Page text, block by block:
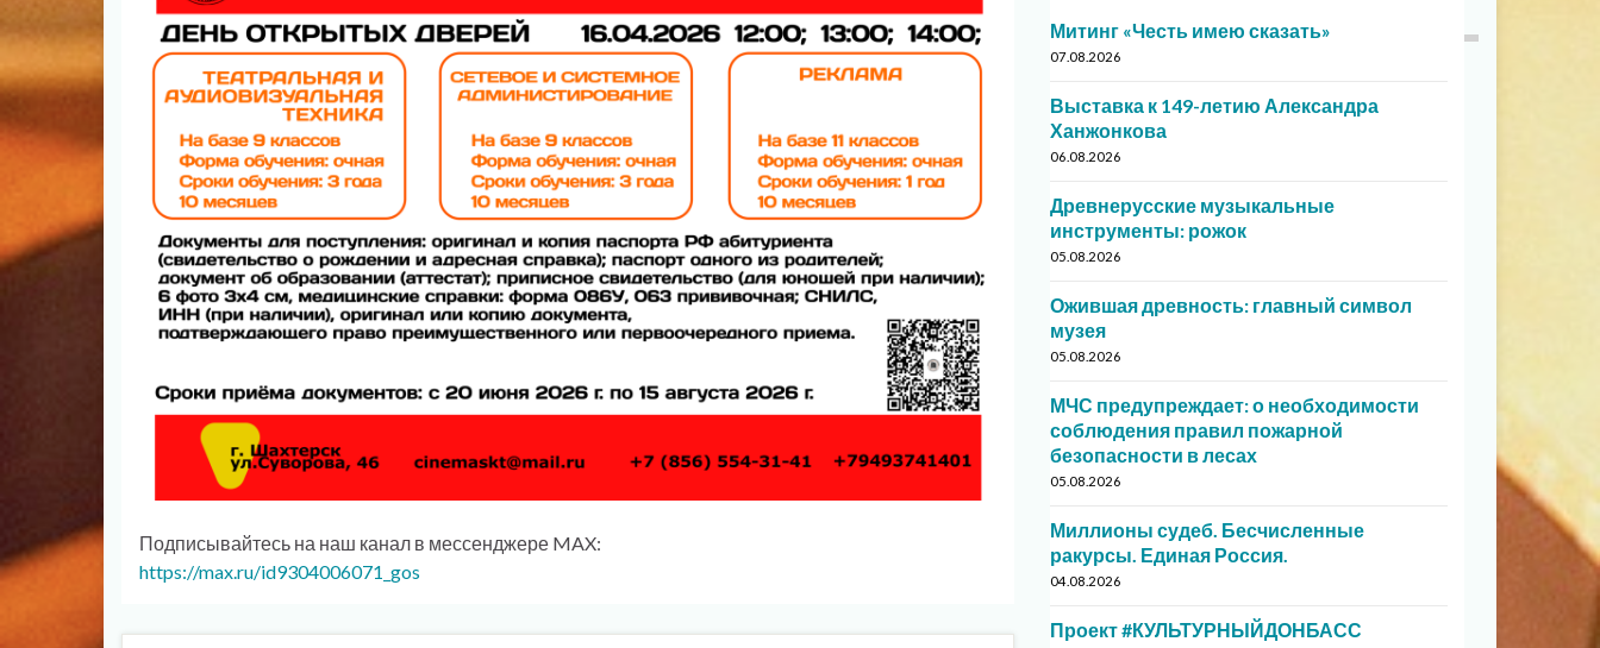
Подписывайтесь на наш канал в мессенджере MAX:
https://max.ru/id9304006071_gos
Митинг «Честь имею сказать»
07.08.2026
Выставка к 149-летию Александра
Ханжонкова
06.08.2026
Древнерусские музыкальные
инструменты: рожок
05.08.2026
Ожившая древность: главный символ
музея
05.08.2026
МЧС предупреждает: о необходимости
соблюдения правил пожарной
безопасности в лесах
05.08.2026
Миллионы судеб. Бесчисленные
ракурсы. Единая Россия.
04.08.2026
Проект #КУЛЬТУРНЫЙДОНБАСС